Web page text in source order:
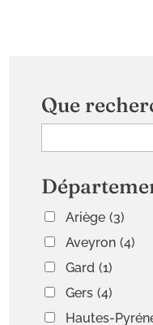
Que
Ariège (3)
Aveyron (4)
Gard (1)
Gers (4)
Hautes-